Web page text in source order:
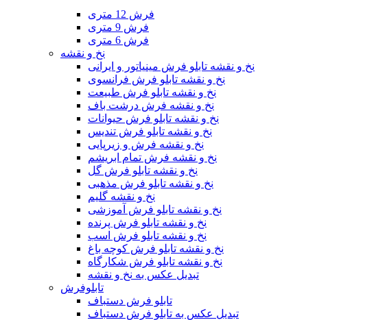
فرش 12 متری
فرش 9 متری
فرش 6 متری
نخ و نقشه
نخ و نقشه تابلو فرش مینیاتور و ایرانی
نخ و نقشه تابلو فرش فرانسوی
نخ و نقشه تابلو فرش طبیعت
نخ و نقشه فرش درشت باف
نخ و نقشه تابلو فرش حیوانات
نخ و نقشه تابلو فرش تندیس
نخ و نقشه فرش و زیرپایی
نخ و نقشه فرش تمام ابریشم
نخ و نقشه تابلو فرش گل
نخ و نقشه تابلو فرش مذهبی
نخ و نقشه گلیم
نخ و نقشه تابلو فرش آموزشی
نخ و نقشه تابلو فرش پرنده
نخ و نقشه تابلو فرش اسب
نخ و نقشه تابلو فرش کوچه باغ
نخ و نقشه تابلو فرش شکارگاه
تبدیل عکس به نخ و نقشه
تابلوفرش
تابلو فرش دستباف
تبدیل عکس به تابلو فرش دستباف